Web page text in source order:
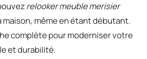
relooker meuble merisier
maison, même en étant débutant.
complète pour moderniser votre
et durabilité.